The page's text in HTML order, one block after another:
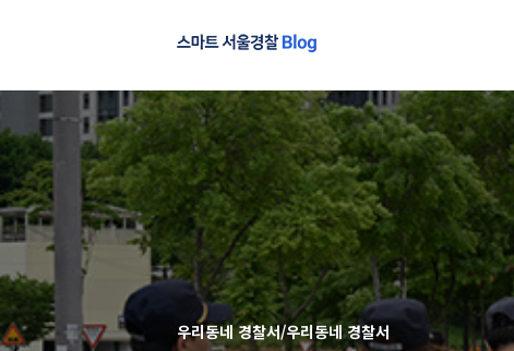
우리동네 경찰서/우리동네 경찰서